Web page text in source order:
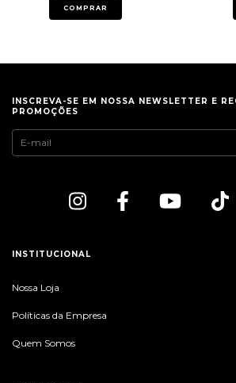
COMPRAR
INSCREVA-SE EM NOSSA NEWSLETTER E
PROMOÇÕES
INSTITUCIONAL
Nossa Loja
Políticas da Empresa
Quem Somos